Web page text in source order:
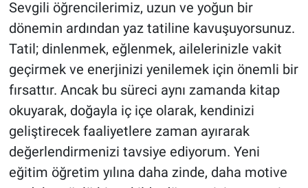
Sevgili öğrencilerimiz, uzun ve yoğun bir
dönemin ardından yaz tatiline kavuşuyorsunuz.
Tatil; dinlenmek, eğlenmek, ailelerinizle vakit
geçirmek ve enerjinizi yenilemek için önemli bir
fırsattır. Ancak bu süreci aynı zamanda kitap
okuyarak, doğayla iç içe olarak, kendinizi
geliştirecek faaliyetlere zaman ayırarak
değerlendirmenizi tavsiye ediyorum. Yeni
eğitim öğretim yılına daha zinde, daha motive